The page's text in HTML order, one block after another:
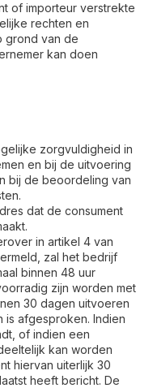
of importeur verstrekte
rechten en
grond van de
kan doen
zorgvuldigheid in
en bij de uitvoering
bij de beoordeling van
dat de consument
in artikel 4 van
zal het bedrijf
binnen 48 uur
zijn worden met
30 dagen uitvoeren
is afgesproken. Indien
of indien een
kan worden
hiervan uiterlijk 30
heeft bericht. De